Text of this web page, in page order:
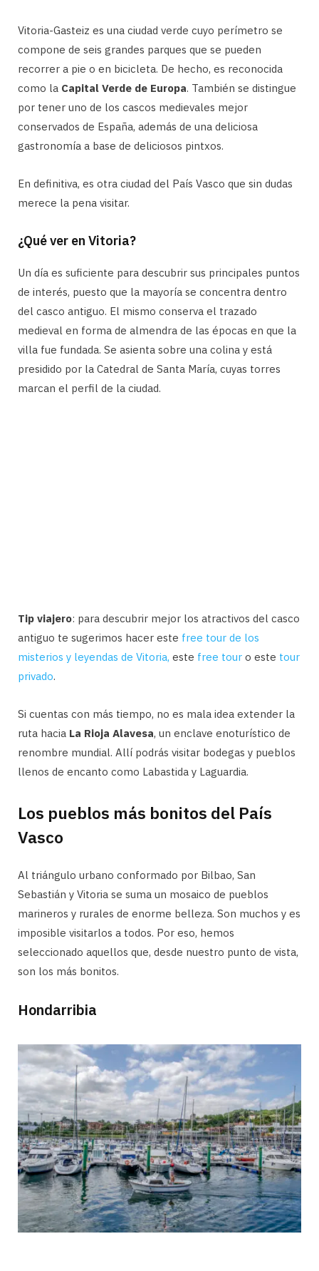
Vitoria-Gasteiz es una ciudad verde cuyo perímetro se
compone de seis grandes parques que se pueden
recorrer a pie o en bicicleta. De hecho, es reconocida
como la Capital Verde de Europa. También se distingue
por tener uno de los cascos medievales mejor
conservados de España, además de una deliciosa
gastronomía a base de deliciosos pintxos.
En definitiva, es otra ciudad del País Vasco que sin dudas
merece la pena visitar.
¿Qué ver en Vitoria?
Un día es suficiente para descubrir sus principales puntos
de interés, puesto que la mayoría se concentra dentro
del casco antiguo. El mismo conserva el trazado
medieval en forma de almendra de las épocas en que la
villa fue fundada. Se asienta sobre una colina y está
presidido por la Catedral de Santa María, cuyas torres
marcan el perfil de la ciudad.
Tip viajero: para descubrir mejor los atractivos del casco
antiguo te sugerimos hacer este free tour de los
misterios y leyendas de Vitoria, este free tour o este tour
privado.
Si cuentas con más tiempo, no es mala idea extender la
ruta hacia La Rioja Alavesa, un enclave enoturístico de
renombre mundial. Allí podrás visitar bodegas y pueblos
llenos de encanto como Labastida y Laguardia.
Los pueblos más bonitos del País
Vasco
Al triángulo urbano conformado por Bilbao, San
Sebastián y Vitoria se suma un mosaico de pueblos
marineros y rurales de enorme belleza. Son muchos y es
imposible visitarlos a todos. Por eso, hemos
seleccionado aquellos que, desde nuestro punto de vista,
son los más bonitos.
Hondarribia